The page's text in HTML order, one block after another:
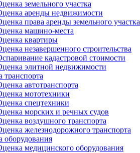
земельного участка
аренды недвижимости
права аренды земельного участка
машино-места
квартиры
незавершенного строительства
кадастровой стоимости
элитной недвижимости
транспорта
автотранспорта
мототехники
спецтехники
морских и речных судов
воздушного транспорта
железнодорожного транспорта
оборудования
медицинского оборудования